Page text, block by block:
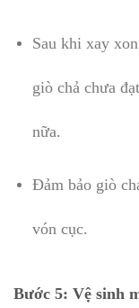
Sau khi xay
giò chả chưa
nữa.
Đảm bảo giò
vón cục.
Bước 5: Vệ sinh